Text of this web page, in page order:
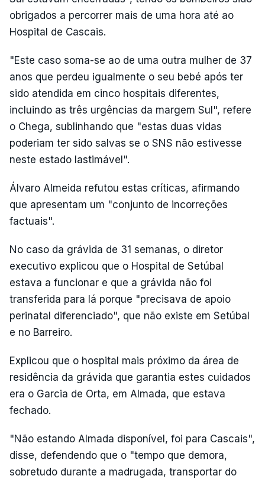
obrigados a percorrer mais de uma hora até ao
Hospital de Cascais.
"Este caso soma-se ao de uma outra mulher de 37
anos que perdeu igualmente o seu bebé após ter
sido atendida em cinco hospitais diferentes,
incluindo as três urgências da margem Sul", refere
o Chega, sublinhando que "estas duas vidas
poderiam ter sido salvas se o SNS não estivesse
neste estado lastimável".
Álvaro Almeida refutou estas críticas, afirmando
que apresentam um "conjunto de incorreções
factuais".
No caso da grávida de 31 semanas, o diretor
executivo explicou que o Hospital de Setúbal
estava a funcionar e que a grávida não foi
transferida para lá porque "precisava de apoio
perinatal diferenciado", que não existe em Setúbal
e no Barreiro.
Explicou que o hospital mais próximo da área de
residência da grávida que garantia estes cuidados
era o Garcia de Orta, em Almada, que estava
fechado.
"Não estando Almada disponível, foi para Cascais",
disse, defendendo que o "tempo que demora,
sobretudo durante a madrugada, transportar do